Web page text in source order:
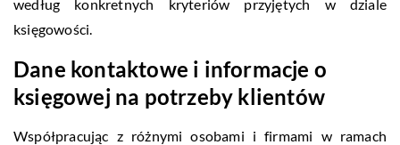
według konkretnych kryteriów przyjętych w dziale
księgowości.
Dane kontaktowe i informacje o
księgowej na potrzeby klientów
Współpracując z różnymi osobami i firmami w ramach